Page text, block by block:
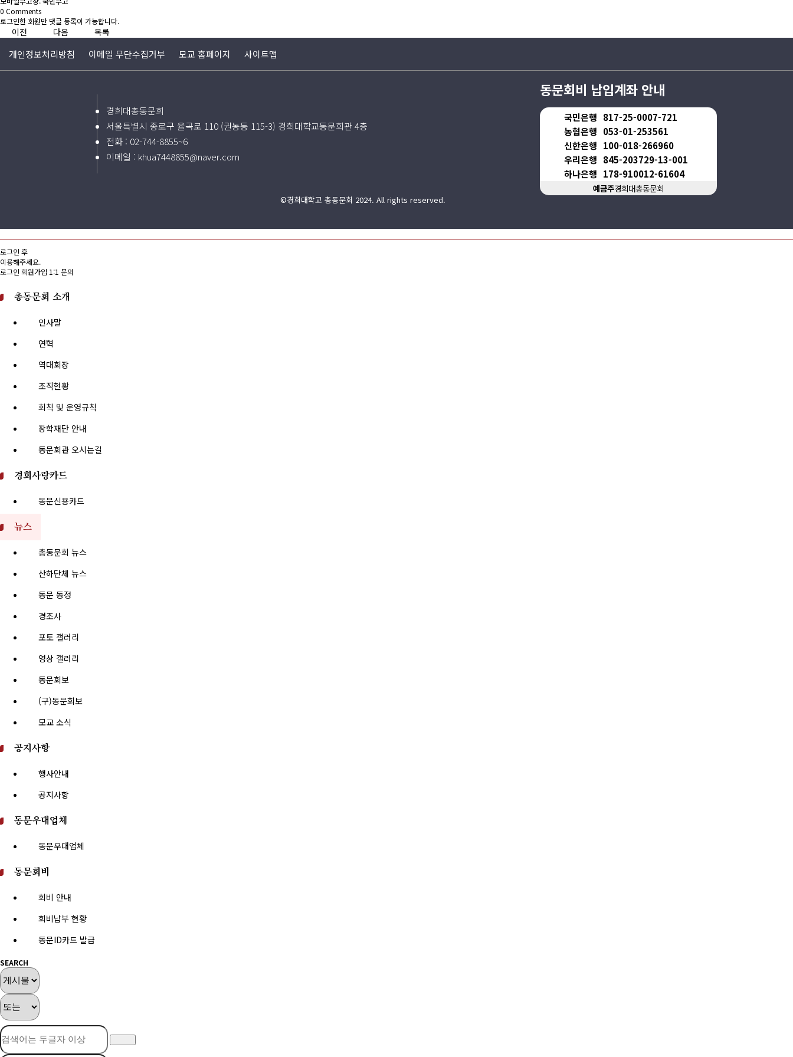
0 Comments
로그인한 회원만 댓글 등록이 가능합니다.
이전 다음 목록
개인정보처리방침 이메일 무단수집거부 모교 홈페이지 사이트맵
경희대총동문회
서울특별시 종로구 율곡로 110 (권농동 115-3) 경희대학교동문회관 4층
전화 : 02-744-8855~6
이메일 : khua7448855@naver.com
동문회비 납입계좌 안내
국민은행 817-25-0007-721
농협은행 053-01-253561
신한은행 100-018-266960
우리은행 845-203729-13-001
하나은행 178-910012-61604
예금주경희대총동문회
©경희대학교 총동문회 2024. All rights reserved.
로그인 후
이용해주세요.
로그인 회원가입 1:1 문의
총동문회 소개
인사말
연혁
역대회장
조직현황
회칙 및 운영규칙
장학재단 안내
동문회관 오시는길
경희사랑카드
동문신용카드
뉴스
총동문회 뉴스
산하단체 뉴스
동문 동정
경조사
포토 갤러리
영상 갤러리
동문회보
(구)동문회보
모교 소식
공지사항
행사안내
공지사항
동문우대업체
동문우대업체
동문회비
회비 안내
회비납부 현황
동문ID카드 발급
SEARCH